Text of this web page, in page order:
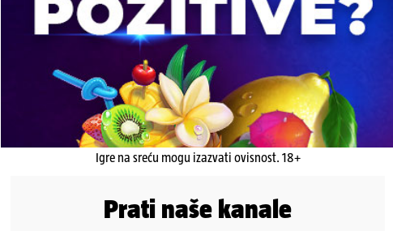
Igre na sreću mogu izazvati ovisnost. 18+
Prati naše kanale